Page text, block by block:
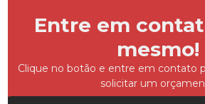
Entre em
mesmo!
Clique no botão e entre em contato
solicitar um